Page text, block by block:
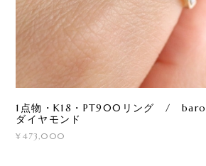
1点物・K18・PT900リング /
ダイヤモンド
¥473,000